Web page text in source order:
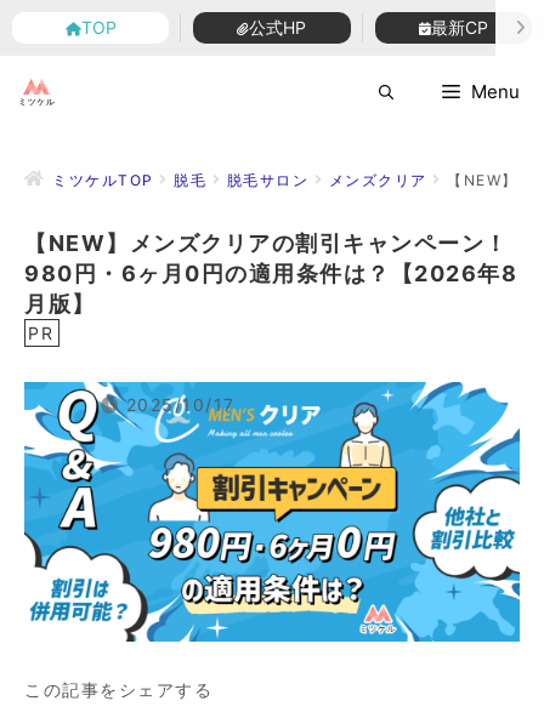
TOP 公式HP 最新CP
TOP 公式HP
最新CP
Menu
ミツケルTOP 脱毛 脱毛サロン メンズクリア 【NEW】
【NEW】メンズクリアの割引キャンペーン！
980円・6ヶ月0円の適用条件は？【2026年8
月版】
PR
2025/10/17
この記事をシェアする